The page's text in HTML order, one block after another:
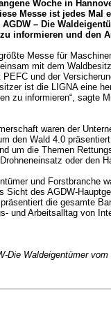
Woche in
Messe ist jedes Mal
– Die
informieren und den
Messe für
mit dem
und der
ist die LIGNA eine
zu informieren“, sagte
waren der
den Wald 4.0
um die Themen
oder den
und Forstbranche
Sicht des AGDW-
die gesamte
und Arbeitsalltag von
Die Waldeigentümer vom